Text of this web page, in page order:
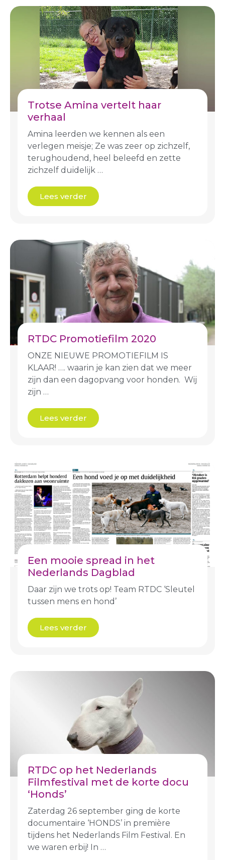
Trotse Amina vertelt haar
verhaal
Amina leerden we kennen als een
verlegen meisje; Ze was zeer op zichzelf,
terughoudend, heel beleefd en zette
zichzelf duidelijk …
Lees verder
RTDC Promotiefilm 2020
ONZE NIEUWE PROMOTIEFILM IS
KLAAR! …. waarin je kan zien dat we meer
zijn dan een dagopvang voor honden. Wij
zijn …
Lees verder
Een mooie spread in het
Nederlands Dagblad
Daar zijn we trots op! Team RTDC ‘Sleutel
tussen mens en hond’
Lees verder
RTDC op het Nederlands
Filmfestival met de korte docu
‘Honds’
Zaterdag 26 september ging de korte
documentaire ‘HONDS’ in première
tijdens het Nederlands Film Festival. En
we waren erbij! In …